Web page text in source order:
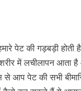
पेट की गड़बड़ी
में लचीलापन आता है
आप पेट की सभी